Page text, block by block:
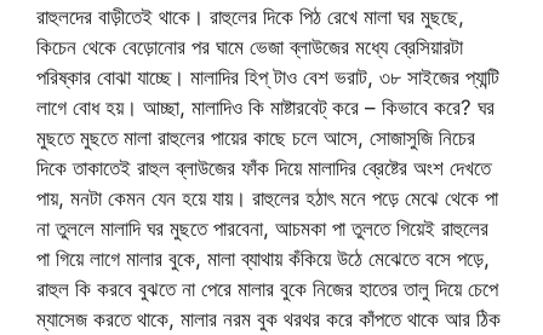
রাহুলদের বাড়ীতেই থাকে। রাহুলের দিকে পিঠ রেখে মালা ঘর মুছছে,
কিচেন থেকে বেড়োনোর পর ঘামে ভেজা ব্লাউজের মধ্যে ব্রেসিয়ারটা
পরিষ্কার বোঝা যাচ্ছে। মালাদির হিপ্ টাও বেশ ভরাট, ৩৮ সাইজের প্যান্টি
লাগে বোধ হয়। আচ্ছা, মালাদিও কি মাষ্টারবেট্ করে – কিভাবে করে? ঘর
মুছতে মুছতে মালা রাহুলের পায়ের কাছে চলে আসে, সোজাসুজি নিচের
দিকে তাকাতেই রাহুল ব্লাউজের ফাঁক দিয়ে মালাদির ব্রেষ্টের অংশ দেখতে
পায়, মনটা কেমন যেন হয়ে যায়। রাহুলের হঠাৎ মনে পড়ে মেঝে থেকে পা
না তুললে মালাদি ঘর মুছতে পারবেনা, আচমকা পা তুলতে গিয়েই রাহুলের
পা গিয়ে লাগে মালার বুকে, মালা ব্যাথায় কঁকিয়ে উঠে মেঝেতে বসে পড়ে,
রাহুল কি করবে বুঝতে না পেরে মালার বুকে নিজের হাতের তালু দিয়ে চেপে
ম্যাসেজ করতে থাকে, মালার নরম বুক থরথর করে কাঁপতে থাকে আর ঠিক